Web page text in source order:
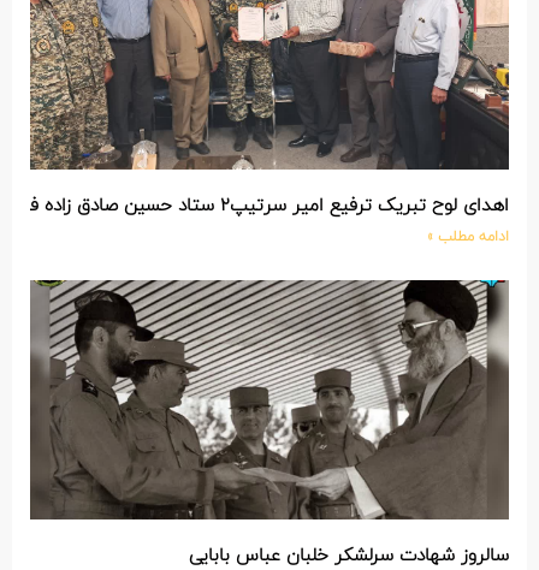
اهدای لوح تبریک ترفیع امیر سرتیپ۲ ستاد حسین صادق زاده فرمانده تیپ ۲۵ واکنش سریع شهید آبگون نزاجا مستقر در تبریز
ادامه مطلب »
سالروز شهادت سرلشکر خلبان عباس بابایی